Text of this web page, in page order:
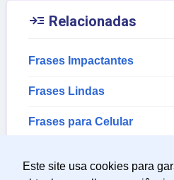
Este site usa cookies para
 Relacionadas
Frases Impactantes
Frases Lindas
Frases para Celular